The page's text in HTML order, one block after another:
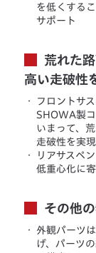
を低くする
サポート
荒れた
高い走破性
・
フロントサ
SHOWA製
いまって、
走破性を実現
・
リアサスペ
低重心化に
その他
・
外観パーツ
げ、パーツ